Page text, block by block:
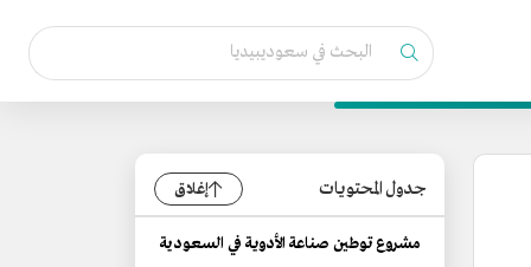
جدول المحتويات إغلاق
مشروع توطين صناعة الأدوية في السعودية